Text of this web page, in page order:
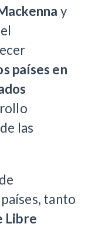
y
países en
las
tanto
Libre